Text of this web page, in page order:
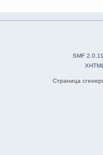
SMF
Страница